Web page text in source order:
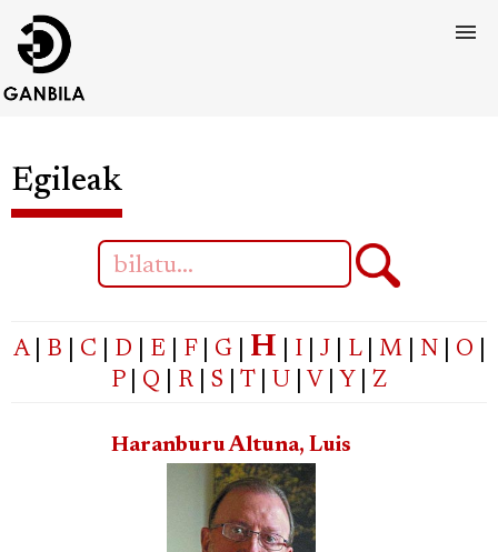
Egileak
A| B C D E F| G| H I| J L| M| N O
P| Q R S T| U V Y Z
Haranburu Altuna, Luis